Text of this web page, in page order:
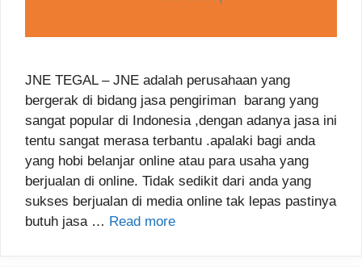
JNE TEGAL – JNE adalah perusahaan yang
bergerak di bidang jasa pengiriman barang yang
sangat popular di Indonesia ,dengan adanya jasa ini
tentu sangat merasa terbantu .apalaki bagi anda
yang hobi belanjar online atau para usaha yang
berjualan di online. Tidak sedikit dari anda yang
sukses berjualan di media online tak lepas pastinya
butuh jasa … Read more